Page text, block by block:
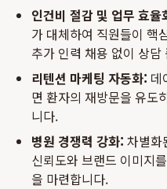
인건비 절감 및 업무 효율
가 대체하여 직원들이 핵
추가 인력 채용 없이 상
리텐션 마케팅 자동화: 데
면 환자의 재방문을 유도
니다.
병원 경쟁력 강화: 차별화
신뢰도와 브랜드 이미지
을 마련합니다.